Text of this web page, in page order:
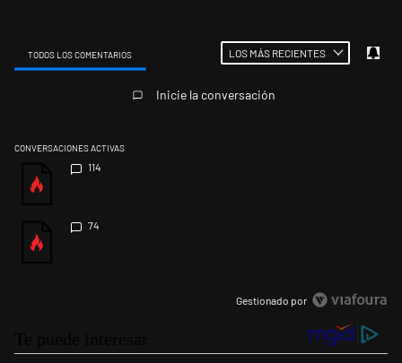
TODOS LOS COMENTARIOS LOS MÁS RECIENTES
Inicie la conversación
CONVERSACIONES ACTIVAS
Un artículo de tendencia con el título "" con 114 comentarios.
114
Un artículo de tendencia con el título "" con 74 comentarios.
74
Gestionado por